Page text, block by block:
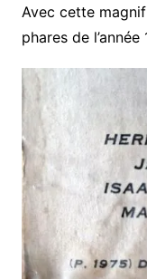
Avec cette
phares de l’année